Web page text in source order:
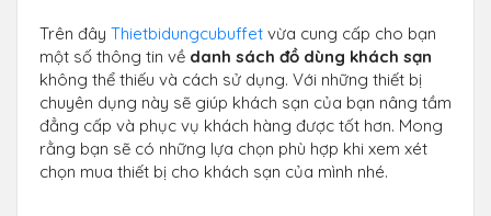
Trên đây Thietbidungcubuffet vừa cung cấp cho bạn
một số thông tin về danh sách đồ dùng khách sạn
không thể thiếu và cách sử dụng. Với những thiết bị
chuyên dụng này sẽ giúp khách sạn của bạn nâng tầm
đẳng cấp và phục vụ khách hàng được tốt hơn. Mong
rằng bạn sẽ có những lựa chọn phù hợp khi xem xét
chọn mua thiết bị cho khách sạn của mình nhé.